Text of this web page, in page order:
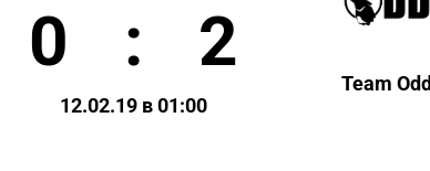
Team Odd
0 : 2
12.02.19 в 01:00